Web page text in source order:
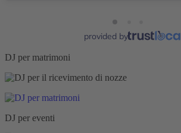
provided by
DJ per matrimoni
DJ per eventi